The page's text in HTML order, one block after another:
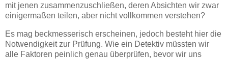
mit jenen zusammenzuschließen, deren Absichten wir zwar
einigermaßen teilen, aber nicht vollkommen verstehen?
Es mag beckmesserisch erscheinen, jedoch besteht hier die
Notwendigkeit zur Prüfung. Wie ein Detektiv müssten wir
alle Faktoren peinlich genau überprüfen, bevor wir uns